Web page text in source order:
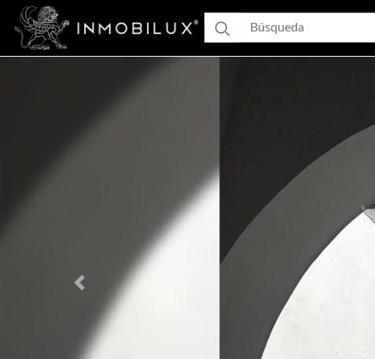
Previous